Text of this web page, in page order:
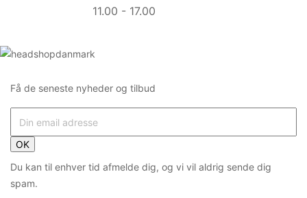
11.00 - 17.00
Få de seneste nyheder og tilbud
OK
Du kan til enhver tid afmelde dig, og vi vil aldrig sende dig
spam.